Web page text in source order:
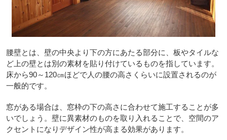
腰壁とは、壁の中央より下の方にあたる部分に、板やタイルな
ど上の壁とは別の素材を貼り付けているものを指しています。
床から90～120㎝ほどで人の腰の高さくらいに設置されるのが
一般的です。
窓がある場合は、窓枠の下の高さに合わせて施工することが多
いでしょう。壁に異素材のものを取り入れることで、空間のア
クセントになりデザイン性が高まる効果があります。